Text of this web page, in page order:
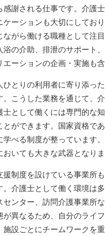
感謝される仕事です。介護
ケーションも大切にしてお
ながら働ける職種として注
浴の介助、排泄のサポート
ーションの企画・実施も含
ひとりの利用者に寄り添っ
。こうした業務を通じて、
士として働くには専門的な
とができます。国家資格で
学べる制度が整っています
おいても大きな武器となりま
援制度を設けている事業所
。介護士として働く環境は
センター、訪問介護事業所
が異なるため、自分のライ
施設ごとにチームワークを